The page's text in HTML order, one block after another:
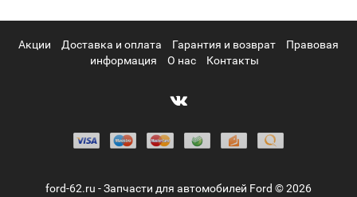
Акции Доставка и оплата Гарантия и возврат
Правовая
информация
О нас Контакты
ford-62.ru - Запчасти для автомобилей Ford © 2026